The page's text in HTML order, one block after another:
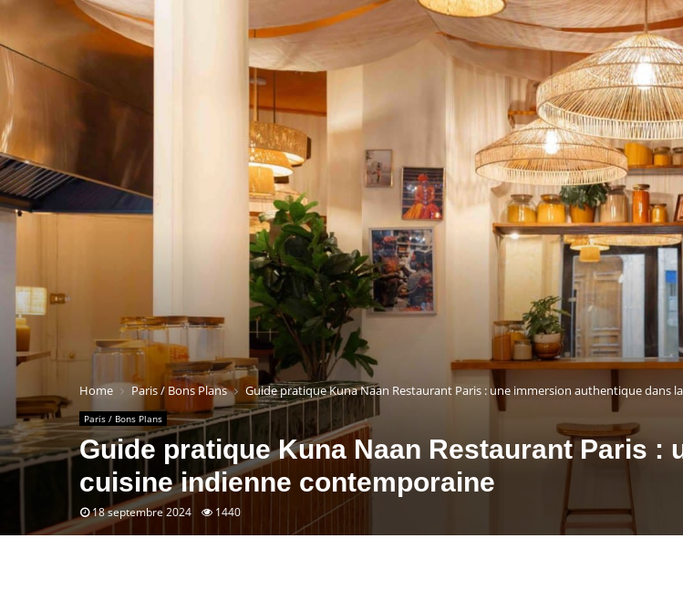
Home Paris / Bons Plans Guide pratique Kuna Naan Restaurant Paris : une immersion authentique dans
Paris / Bons Plans
Guide pratique Kuna Naan Restaurant Paris :
cuisine indienne contemporaine
18 septembre 2024 1440